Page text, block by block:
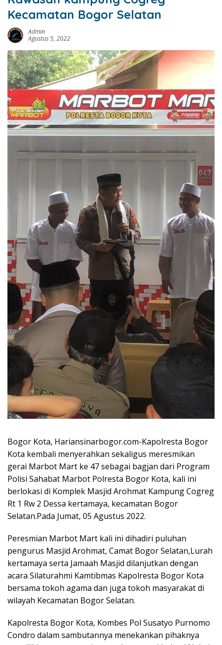
Kecamatan Bogor Selatan
Admin
Agustus 5, 2022
Bogor Kota, Hariansinarbogor.com-Kapolresta Bogor
Kota kembali menyerahkan sekaligus meresmikan
gerai Marbot Mart ke 47 sebagai bagjan dari Program
Polisi Sahabat Marbot Polresta Bogor Kota, kali ini
berlokasi di Komplek Masjid Arohmat Kampung Cogreg
Rt 1 Rw 2 Dessa kertamaya, kecamatan Bogor
Selatan.Pada Jumat, 05 Agustus 2022.
Peresmian Marbot Mart kali ini dihadiri puluhan
pengurus Masjid Arohmat, Camat Bogor Selatan,Lurah
kertamaya serta Jamaah Masjid dilanjutkan dengan
acara Silaturahmi Kamtibmas Kapolresta Bogor Kota
bersama tokoh agama dan juga tokoh masyarakat di
wilayah Kecamatan Bogor Selatan.
Kapolresta Bogor Kota, Kombes Pol Susatyo Purnomo
Condro dalam sambutannya menekankan pihaknya